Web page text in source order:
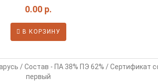
0.00 р.
В КОРЗИНУ
/ Состав - ПА 38% ПЭ 62% / Сертификат
первый